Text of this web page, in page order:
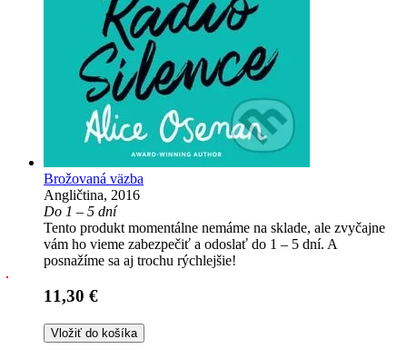
Brožovaná väzba
Angličtina, 2016
Do 1 – 5 dní
Tento produkt momentálne nemáme na sklade, ale zvyčajne
vám ho vieme zabezpečiť a odoslať do 1 – 5 dní. A
posnažíme sa aj trochu rýchlejšie!
11,30 €
Vložiť do košíka